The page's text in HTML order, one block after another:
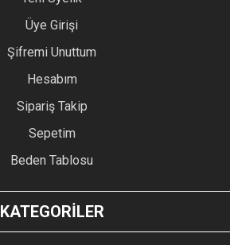
Üye Girişi
Şifremi Unuttum
Hesabım
Sipariş Takip
Sepetim
Beden Tablosu
KATEGORİLER